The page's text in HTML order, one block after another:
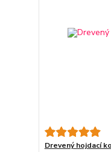
Drevený hojdací